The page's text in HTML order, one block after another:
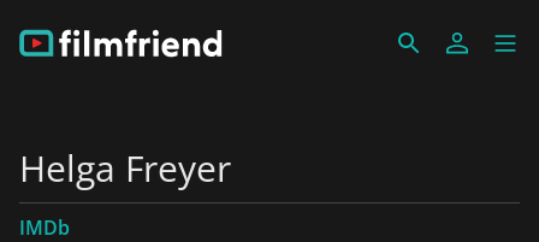
Helga Freyer
IMDb